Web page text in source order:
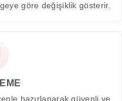
göre değişiklik gösterir.
hazırlanarak güvenli ve